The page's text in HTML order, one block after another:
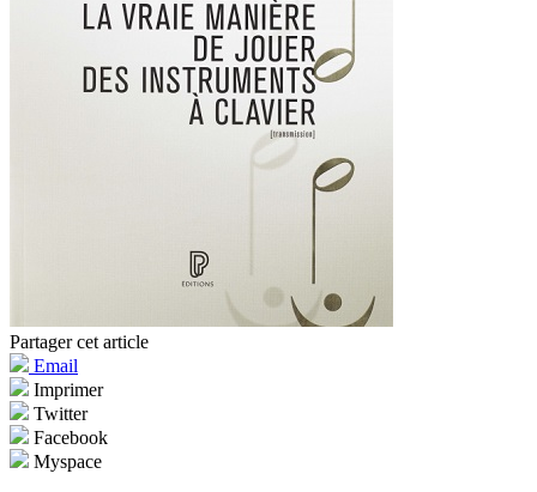
Partager cet article
Email
Imprimer
Twitter
Facebook
Myspace